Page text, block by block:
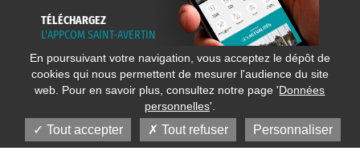
TÉLÉCHARGEZ
L'APPCOM SAINT-AVERTIN
En poursuivant votre navigation, vous acceptez le dépôt de
cookies qui nous permettent de mesurer l'audience du site
web. Pour en savoir plus, consultez notre page 'Données
personnelles'.
Tout accepter Tout refuser Personnaliser